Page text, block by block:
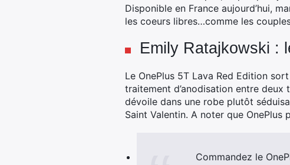
Disponible en France aujourd’hui,
les coeurs libres…comme les
Emily Ratajkowski :
Le OnePlus 5T Lava Red Edition
traitement d’anodisation entre
dévoile dans une robe plutôt
Saint Valentin. A noter que
Commandez le